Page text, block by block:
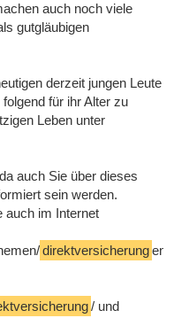
auch noch viele
gutgläubigen
derzeit jungen Leute
für ihr Alter zu
Leben unter
auch Sie über dieses
sein werden.
auch im Internet
direktversicherung
/ und